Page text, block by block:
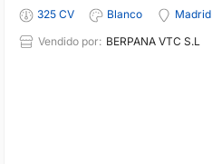
325 CV
Blanco
Madrid
Vendido por: BERPANA VTC S.L